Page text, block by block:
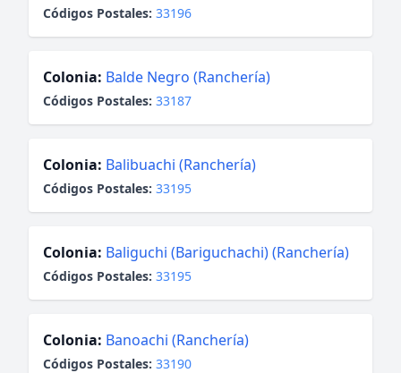
Códigos Postales: 33196
Colonia: Balde Negro (Ranchería)
Códigos Postales: 33187
Colonia: Balibuachi (Ranchería)
Códigos Postales: 33195
Colonia: Baliguchi (Bariguchachi) (Ranchería)
Códigos Postales: 33195
Colonia: Banoachi (Ranchería)
Códigos Postales: 33190